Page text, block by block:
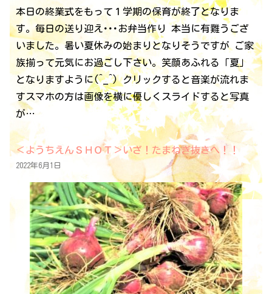
本日の終業式をもって１学期の保育が終了となりま
す。毎日の送り迎え･･･お弁当作り 本当に有難うござ
いました。暑い夏休みの始まりとなりそうですが ご家
族揃って元気にお過ごし下さい。笑顔あふれる「夏」
となりますように(^_^) クリックすると音楽が流れま
すスマホの方は画像を横に優しくスライドすると写真
が…
＜ようちえんＳＨＯＴ＞いざ！たまねぎ抜きへ！！
2022年6月1日